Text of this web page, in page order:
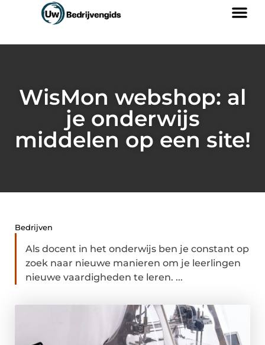
WisMon webshop: al
je onderwijs
middelen op een site!
Bedrijven
Als docent in het onderwijs ben je constant op
zoek naar nieuwe manieren om je leerlingen
nieuwe vaardigheden te leren. ...